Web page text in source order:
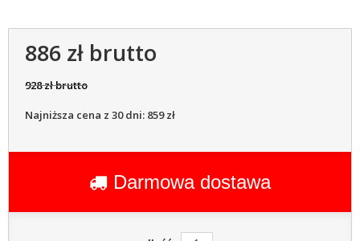
886 zł brutto
928 zł brutto
Najniższa cena z 30 dni: 859 zł
Darmowa dostawa